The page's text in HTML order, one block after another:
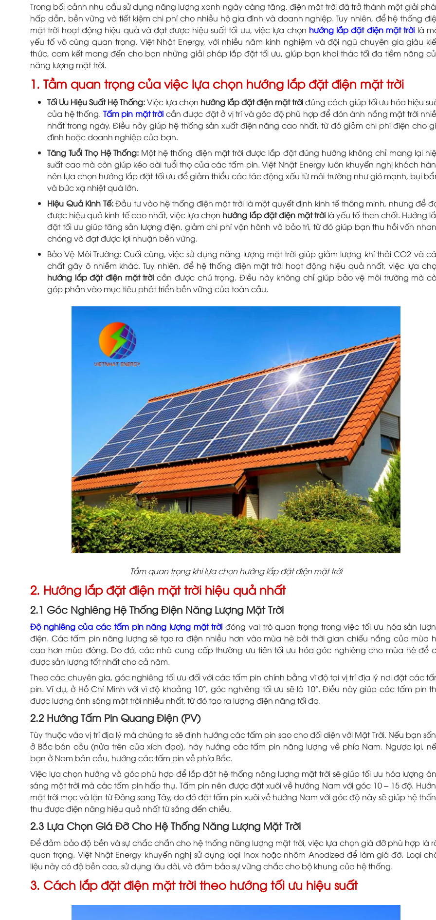
Trong bối cảnh nhu cầu sử dụng năng lượng xanh ngày càng tăng, điện mặt trời đã trở thành một giải
hấp dẫn, bền vững và tiết kiệm chi phí cho nhiều hộ gia đình và doanh nghiệp. Tuy nhiên, để hệ thống
mặt trời hoạt động hiệu quả và đạt được hiệu suất tối ưu, việc lựa chọn hướng lắp đặt điện mặt trời là
yếu tố vô cùng quan trọng. Việt Nhật Energy, với nhiều năm kinh nghiệm và đội ngũ chuyên gia giàu
thức, cam kết mang đến cho bạn những giải pháp lắp đặt tối ưu, giúp bạn khai thác tối đa tiềm năng
năng lượng mặt trời.
1. Tầm quan trọng của việc lựa chọn hướng lắp đặt điện mặt trời
Tối Ưu Hiệu Suất Hệ Thống:Việc lựa chọn hướng lắp đặt điện mặt trờiđúng cách giúp tối ưu hóa hiệu
của hệ thống. Tấm pin mặt trời cần được đặt ở vị trí và góc độ phù hợp để đón ánh nắng mặt trời
nhất trong ngày. Điều này giúp hệ thống sản xuất điện năng cao nhất, từ đó giảm chi phí điện cho
đình hoặc doanh nghiệp của bạn.
Tăng Tuổi Thọ Hệ Thống:Một hệ thống điện mặt trời được lắp đặt đúng hướng không chỉ mang lại
suất cao mà còn giúp kéo dài tuổi thọ của các tấm pin. Việt Nhật Energy luôn khuyến nghị khách
nên lựa chọn hướng lắp đặt tối ưu để giảm thiểu các tác động xấu từ môi trường như gió mạnh, bụi
và bức xạ nhiệt quá lớn.
Hiệu Quả Kinh Tế:Đầu tư vào hệ thống điện mặt trời là một quyết định kinh tế thông minh, nhưng để
được hiệu quả kinh tế cao nhất, việc lựa chọn hướng lắp đặt điện mặt trời là yếu tố then chốt. Hướng
đặt tối ưu giúp tăng sản lượng điện, giảm chi phí vận hành và bảo trì, từ đó giúp bạn thu hồi vốn
chóng và đạt được lợi nhuận bền vững.
Bảo Vệ Môi Trường: Cuối cùng, việc sử dụng năng lượng mặt trời giúp giảm lượng khí thải CO2 và
chất gây ô nhiễm khác. Tuy nhiên, để hệ thống điện mặt trời hoạt động hiệu quả nhất, việc lựa
hướng lắp đặt điện mặt trời cần được chú trọng. Điều này không chỉ giúp bảo vệ môi trường mà
góp phần vào mục tiêu phát triển bền vững của toàn cầu.
Tầm quan trọng khi lựa chọn hướng lắp đặt điện mặt trời
2. Hướng lắp đặt điện mặt trời hiệu quả nhất
2.1 Góc Nghiêng Hệ Thống Điện Năng Lượng Mặt Trời
Độ nghiêng của các tấm pin năng lượng mặt trời đóng vai trò quan trọng trong việc tối ưu hóa sản
điện. Các tấm pin năng lượng sẽ tạo ra điện nhiều hơn vào mùa hè bởi thời gian chiếu nắng của mùa
cao hơn mùa đông. Do đó, các nhà cung cấp thường ưu tiên tối ưu hóa góc nghiêng cho mùa hè để
được sản lượng tốt nhất cho cả năm.
Theo các chuyên gia, góc nghiêng tối ưu đối với các tấm pin chính bằng vĩ độ tại vị trí địa lý nơi đặt các
pin. Ví dụ, ở Hồ Chí Minh với vĩ độ khoảng 10°, góc nghiêng tối ưu sẽ là 10°. Điều này giúp các tấm pin
được lượng ánh sáng mặt trời nhiều nhất, từ đó tạo ra lượng điện năng tối đa.
2.2 Hướng Tấm Pin Quang Điện (PV)
Tùy thuộc vào vị trí địa lý mà chúng ta sẽ định hướng các tấm pin sao cho đối diện với Mặt Trời. Nếu bạn
ở Bắc bán cầu (nửa trên của xích đạo), hãy hướng các tấm pin năng lượng về phía Nam. Ngược lại,
bạn ở Nam bán cầu, hướng các tấm pin về phía Bắc.
Việc lựa chọn hướng và góc phù hợp để lắp đặt hệ thống năng lượng mặt trời sẽ giúp tối ưu hóa lượng
sáng mặt trời mà các tấm pin hấp thụ. Tấm pin nên được đặt xuôi về hướng Nam với góc 10 – 15 độ.
mặt trời mọc và lặn từ Đông sang Tây, do đó đặt tấm pin xuôi về hướng Nam với góc độ này sẽ giúp hệ
thu được điện năng hiệu quả nhất từ sáng đến chiều.
2.3 Lựa Chọn Giá Đỡ Cho Hệ Thống Năng Lượng Mặt Trời
Để đảm bảo độ bền và sự chắc chắn cho hệ thống năng lượng mặt trời, việc lựa chọn giá đỡ phù hợp là
quan trọng. Việt Nhật Energy khuyến nghị sử dụng loại Inox hoặc nhôm Anodized để làm giá đỡ. Loại
liệu này có độ bền cao, sử dụng lâu dài, và đảm bảo sự vững chắc cho bộ khung của hệ thống.
3. Cách lắp đặt điện mặt trời theo hướng tối ưu hiệu suất